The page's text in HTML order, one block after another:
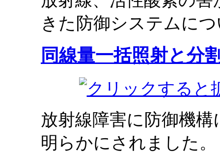
きた防御システムに
同線量一括照射と分
放射線障害に防御機
明らかにされました。